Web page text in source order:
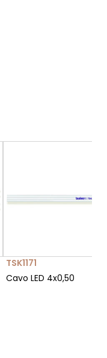
TSK1171
Cavo LED 4x0,50